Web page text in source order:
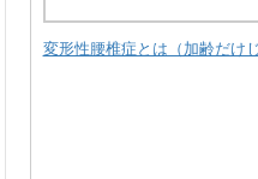
変形性腰椎症とは（加齢だけ